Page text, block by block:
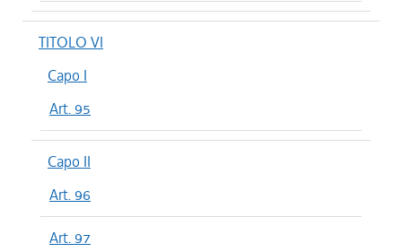
TITOLO VI
Capo I
Art. 95
Capo II
Art. 96
Art. 97